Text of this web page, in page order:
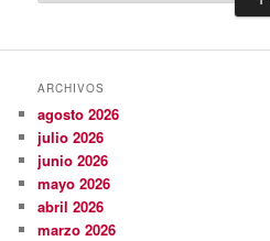
ARCHIVOS
agosto 2026
julio 2026
junio 2026
mayo 2026
abril 2026
marzo 2026